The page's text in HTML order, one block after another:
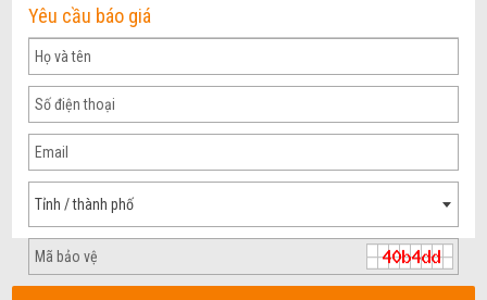
Yêu cầu báo giá
Tỉnh / thành phố